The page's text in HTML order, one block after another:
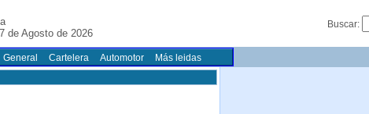
de Agosto de 2026
Buscar:
General Cartelera Automotor Más leidas